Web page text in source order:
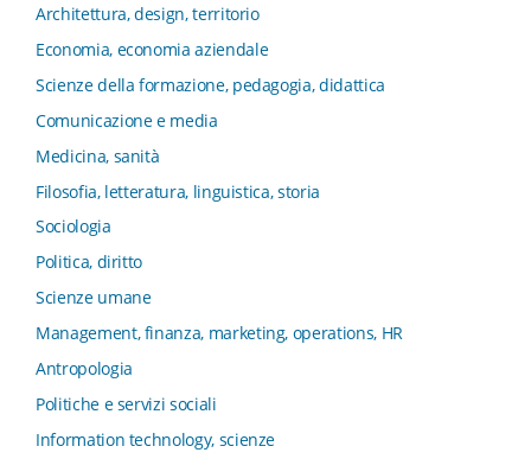
dell’Economia Università di Bologna
Collana di Clinica della formazione
Collana di Ragioneria ed Economia Aziendale - SIDREA
Collana di Storia delle istituzioni educative e della
Letteratura per l’Infanzia
Collana di Studi e Ricerche Aziendali
Collana ISMU
Collana Tendenze Salute e Sanità ETS
Computational Social Science
Comunicazione, Istituzioni, Mutamento Sociale
Condivisione del sapere nel servizio sociale
Architettura, design, territorio
Economia, economia aziendale
Scienze della formazione, pedagogia, didattica
Comunicazione e media
Medicina, sanità
Filosofia, letteratura, linguistica, storia
Sociologia
Politica, diritto
Scienze umane
Management, finanza, marketing, operations, HR
Antropologia
Politiche e servizi sociali
Information technology, scienze